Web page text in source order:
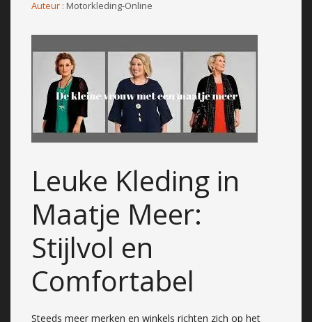
Auteur : Motorkleding-Online
Leuke Kleding in
Maatje Meer:
Stijlvol en
Comfortabel
Steeds meer merken en winkels richten zich op het